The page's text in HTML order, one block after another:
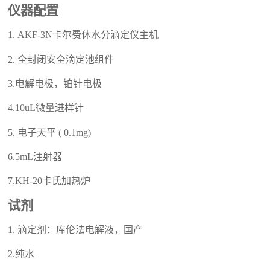
仪器配置
1. AKF-3N卡尔费休水分滴定仪主机
2.全封闭安全滴定池组件
3.电解电极，铂针电极
4.10uL微量进样针
5. 电子天平 ( 0.1mg)
6.5mL注射器
7.KH-20卡氏加热炉
试剂
1. 滴定剂： 库伦法电解液， 国产
2.纯水